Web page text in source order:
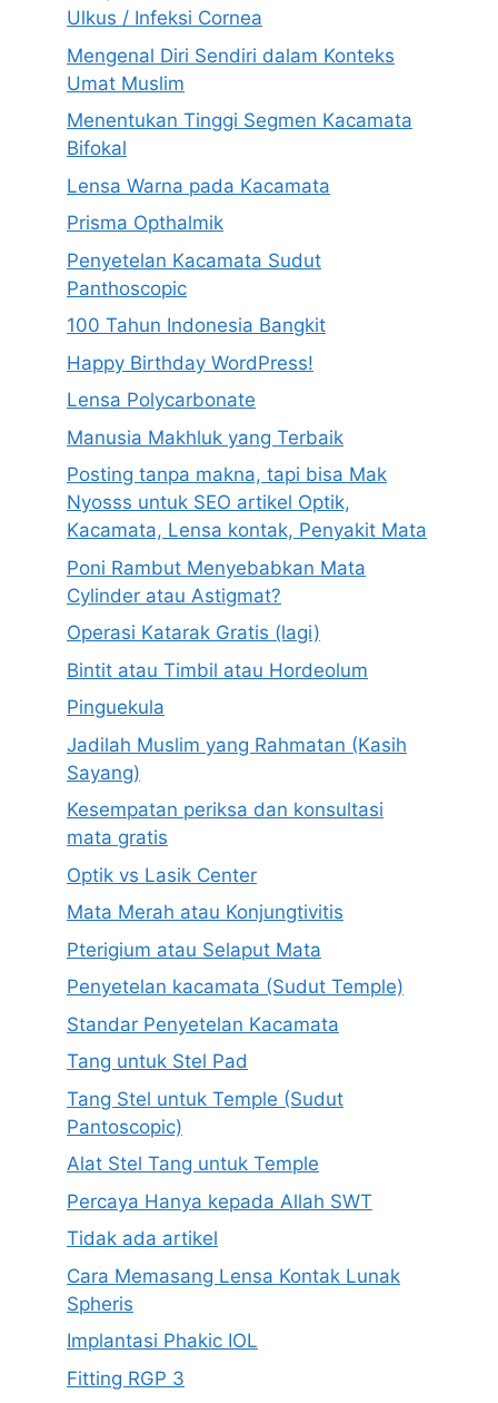
Ulkus / Infeksi Cornea
Mengenal Diri Sendiri dalam Konteks
Umat Muslim
Menentukan Tinggi Segmen Kacamata
Bifokal
Lensa Warna pada Kacamata
Prisma Opthalmik
Penyetelan Kacamata Sudut
Panthoscopic
100 Tahun Indonesia Bangkit
Happy Birthday WordPress!
Lensa Polycarbonate
Manusia Makhluk yang Terbaik
Posting tanpa makna, tapi bisa Mak
Nyosss untuk SEO artikel Optik,
Kacamata, Lensa kontak, Penyakit Mata
Poni Rambut Menyebabkan Mata
Cylinder atau Astigmat?
Operasi Katarak Gratis (lagi)
Bintit atau Timbil atau Hordeolum
Pinguekula
Jadilah Muslim yang Rahmatan (Kasih
Sayang)
Kesempatan periksa dan konsultasi
mata gratis
Optik vs Lasik Center
Mata Merah atau Konjungtivitis
Pterigium atau Selaput Mata
Penyetelan kacamata (Sudut Temple)
Standar Penyetelan Kacamata
Tang untuk Stel Pad
Tang Stel untuk Temple (Sudut
Pantoscopic)
Alat Stel Tang untuk Temple
Percaya Hanya kepada Allah SWT
Tidak ada artikel
Cara Memasang Lensa Kontak Lunak
Spheris
Implantasi Phakic IOL
Fitting RGP 3